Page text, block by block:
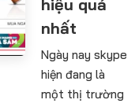
hiệu quả
nhất
Ngày nay skype
hiện đang là
một thị trường